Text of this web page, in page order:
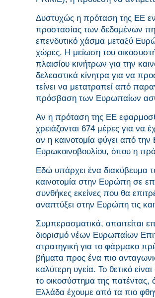
Δυστυχώς η πρόταση της ΕΕ
προστασίας των δεδομένων
επενδυτικό χάσμα μεταξύ
χώρες. Η μείωση του
πλαισίου κινήτρων για την
δελεαστικά κίνητρα για να
τείνει να μετατραπεί από
πρόσβαση των Ευρωπαίων
Αν η πρόταση της ΕΕ
χρειάζονται 674 μέρες για
αν η καινοτομία φύγει από
Ευρωκοινοβουλίου, όπου η
Εδώ υπάρχει ένα διακύβευμα
καινοτομία στην Ευρώπη σε
συνθήκες εκείνες που θα
αναπτύξει στην Ευρώπη τις
Συμπερασματικά, απαιτείται
διορισμό νέων Ευρωπαίων
στρατηγική για το φάρμακο
βήματα προς ένα πιο
καλύτερη υγεία. Το θετικό
το οικοσύστημα της
Ελλάδα έχουμε από τα πιο